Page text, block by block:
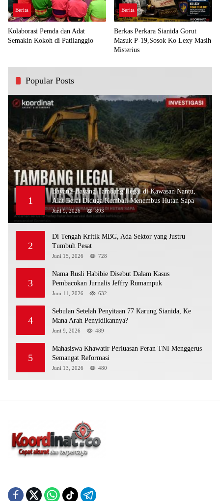
Berita
Kolaborasi Pemda dan Adat
Semakin Kokoh di Patilanggio
Berita
Berkas Perkara Sianida Gorut
Masuk P-19,Sosok Ko Lexy Masih
Misterius
Popular Posts
1
Bayang-Bayang Tambang Ilegal di Kawasan Nantu,
Alat Berat Diduga Kembali Menembus Hutan Sapa
Juni 9, 2026 893
2
Di Tengah Kritik MBG, Ada Sektor yang Justru
Tumbuh Pesat
Juni 15, 2026 728
3
Nama Rusli Habibie Disebut Dalam Kasus
Pembacokan Jurnalis Jeffry Rumampuk
Juni 11, 2026 632
4
Sebulan Setelah Penyitaan 77 Karung Sianida, Ke
Mana Arah Penyidikannya?
Juni 9, 2026 489
5
Mahasiswa Khawatir Perluasan Peran TNI Menggerus
Semangat Reformasi
Juni 13, 2026 480